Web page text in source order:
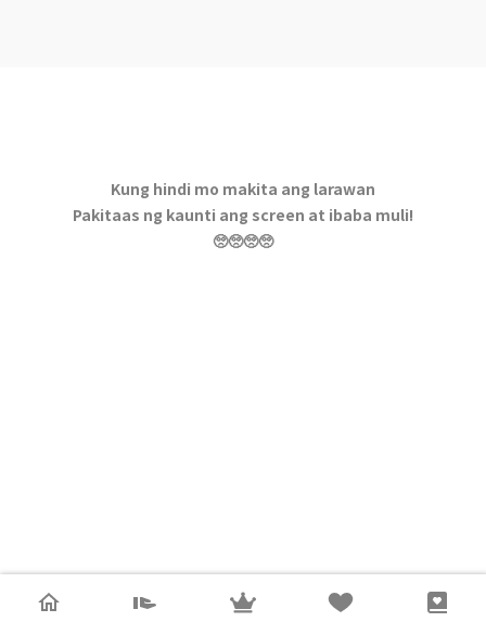
Kung hindi mo makita ang larawan
Pakitaas ng kaunti ang screen at ibaba muli!
🥺🥺🥺🥺